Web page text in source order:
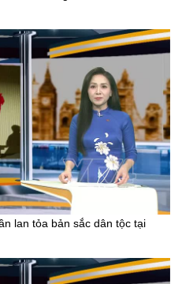
lan tỏa bản sắc dân tộc tại